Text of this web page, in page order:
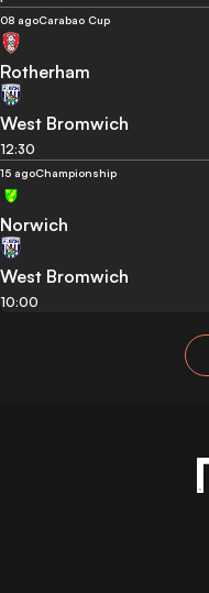
08 agoCarabao Cup
Rotherham
West Bromwich
12:30
15 agoChampionship
Norwich
West Bromwich
10:00